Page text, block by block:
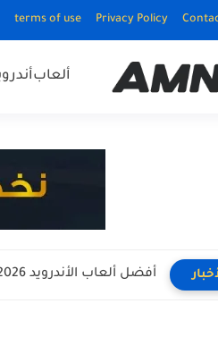
Privacy Policy
terms of use
ألعاب
أفضل ألعاب الأندرويد 2026 بدون نت Offline للأجهزة الضعيفة